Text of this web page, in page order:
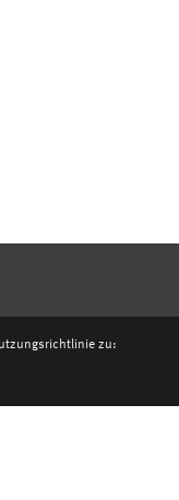
zu: